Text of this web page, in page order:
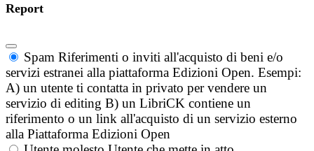
Report
Spam Riferimenti o inviti all'acquisto di beni e/o
servizi estranei alla piattaforma Edizioni Open. Esempi:
A) un utente ti contatta in privato per vendere un
servizio di editing B) un LibriCK contiene un
riferimento o un link all'acquisto di un servizio esterno
alla Piattaforma Edizioni Open